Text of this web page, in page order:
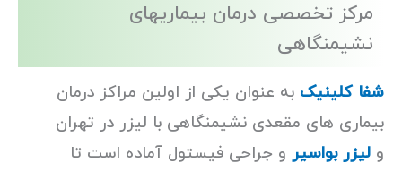
مرکز تخصصی درمان بیماریهای
نشیمنگاهی
شفا کلینیک به عنوان یکی از اولین مراکز درمان
بیماری های مقعدی نشیمنگاهی با لیزر در تهران
و لیزر بواسیر و جراحی فیستول آماده است تا